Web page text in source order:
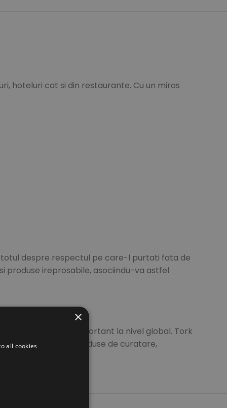
hoteluri cat si din restaurante. Cu un miros
totul despre respectul pe care-l purtati fata de
produse ireprosabile, asociindu-va astfel
extrem de important la nivel global. Tork
dispensere, produse de curatare,
×
all cookies